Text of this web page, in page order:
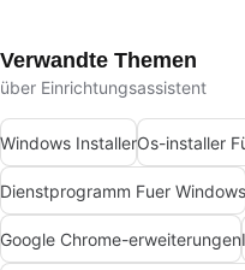
Verwandte Themen
über Einrichtungsassistent
Windows InstallerOs-installer
Dienstprogramm Fuer Windows
Google Chrome-erweiterungen